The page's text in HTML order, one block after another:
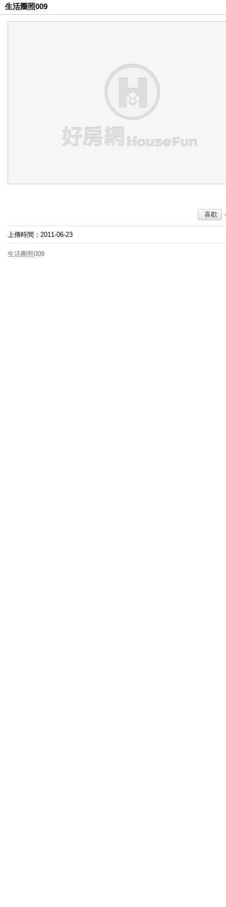
生活圈照009
喜歡
上傳時間：2011-06-23
生活圈照009